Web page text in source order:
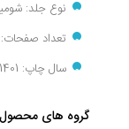
نوع جلد:
تعداد صفحات: 392
سال چاپ: 1401
گروه های محصول